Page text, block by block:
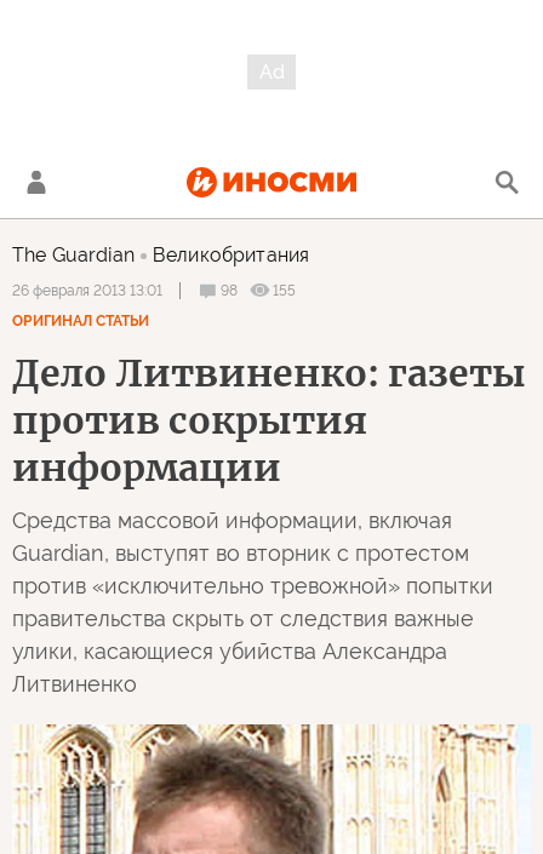
The Guardian Великобритания
26 февраля 2013 13:01 98
155
ОРИГИНАЛ СТАТЬИ
Дело Литвиненко: газеты
против сокрытия
информации
Средства массовой информации, включая
Guardian, выступят во вторник с протестом
против «исключительно тревожной» попытки
правительства скрыть от следствия важные
улики, касающиеся убийства Александра
Литвиненко